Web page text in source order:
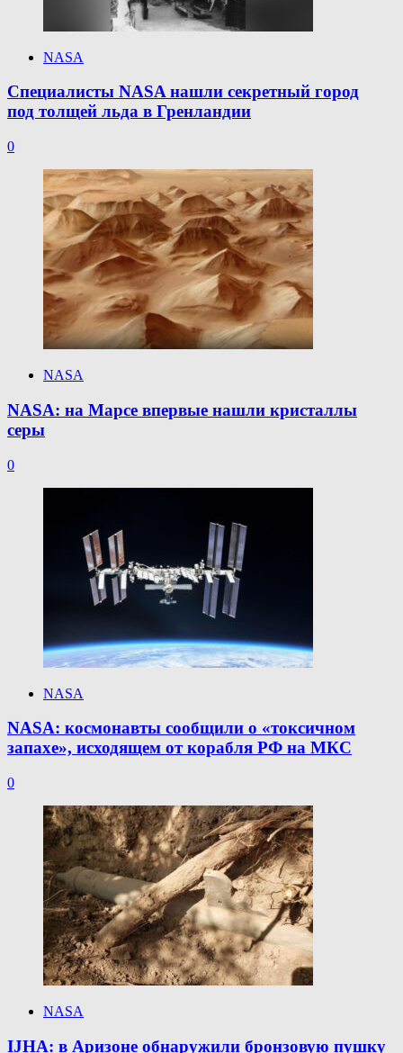
NASA
Специалисты NASA нашли секретный город
под толщей льда в Гренландии
0
NASA
NASA: на Марсе впервые нашли кристаллы
серы
0
NASA
NASA: космонавты сообщили о «токсичном
запахе», исходящем от корабля РФ на МКС
0
NASA
IJHA: в Аризоне обнаружили бронзовую пушку